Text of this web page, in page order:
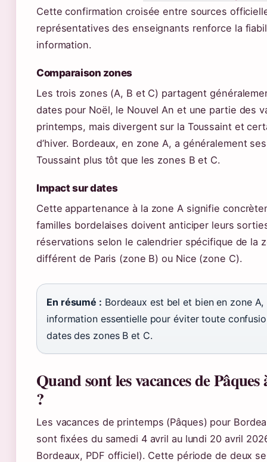
Cette confirmation croisée entre sources
représentatives des enseignants renforce la
information.
Comparaison zones
Les trois zones (A, B et C) partagent
dates pour Noël, le Nouvel An et une partie des
printemps, mais divergent sur la Toussaint et
d’hiver. Bordeaux, en zone A, a généralement
Toussaint plus tôt que les zones B et C.
Impact sur dates
Cette appartenance à la zone A signifie
familles bordelaises doivent anticiper leurs
réservations selon le calendrier spécifique de la
différent de Paris (zone B) ou Nice (zone C).
En résumé : Bordeaux est bel et bien en zone A,
information essentielle pour éviter toute
dates des zones B et C.
Quand sont les vacances de
?
Les vacances de printemps (Pâques) pour
sont fixées du samedi 4 avril au lundi 20 avril
Bordeaux, PDF officiel). Cette période de deux